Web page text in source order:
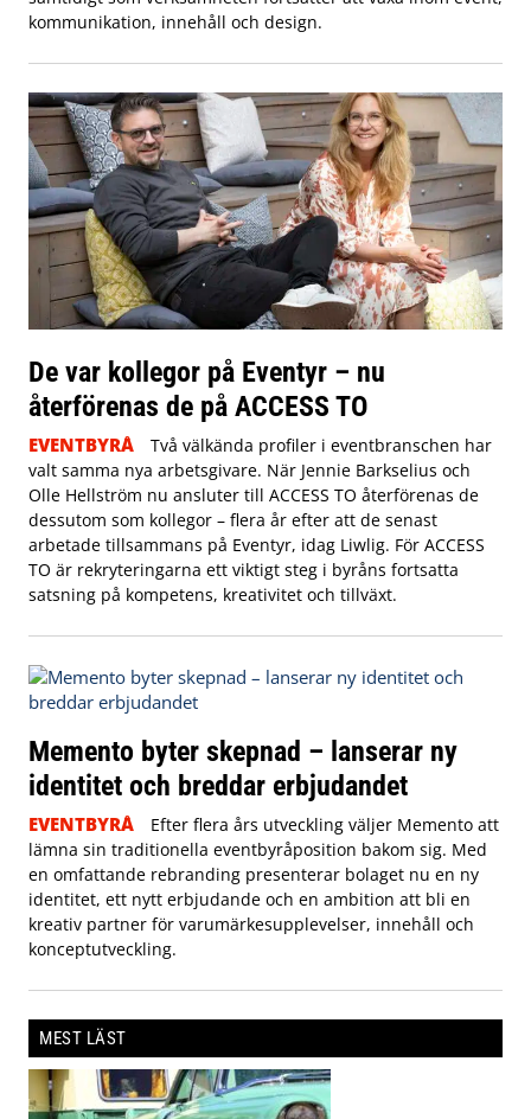
kommunikation, innehåll och design.
De var kollegor på Eventyr – nu
återförenas de på ACCESS TO
EVENTBYRÅ
Två välkända profiler i eventbranschen har
valt samma nya arbetsgivare. När Jennie Barkselius och
Olle Hellström nu ansluter till ACCESS TO återförenas de
dessutom som kollegor – flera år efter att de senast
arbetade tillsammans på Eventyr, idag Liwlig. För ACCESS
TO är rekryteringarna ett viktigt steg i byråns fortsatta
satsning på kompetens, kreativitet och tillväxt.
Memento byter skepnad – lanserar ny
identitet och breddar erbjudandet
EVENTBYRÅ
Efter flera års utveckling väljer Memento att
lämna sin traditionella eventbyråposition bakom sig. Med
en omfattande rebranding presenterar bolaget nu en ny
identitet, ett nytt erbjudande och en ambition att bli en
kreativ partner för varumärkesupplevelser, innehåll och
konceptutveckling.
MEST LÄST